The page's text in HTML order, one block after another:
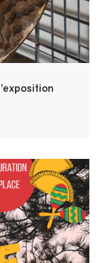
au Chalet